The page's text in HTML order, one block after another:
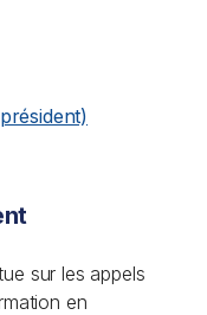
sur les appels
en